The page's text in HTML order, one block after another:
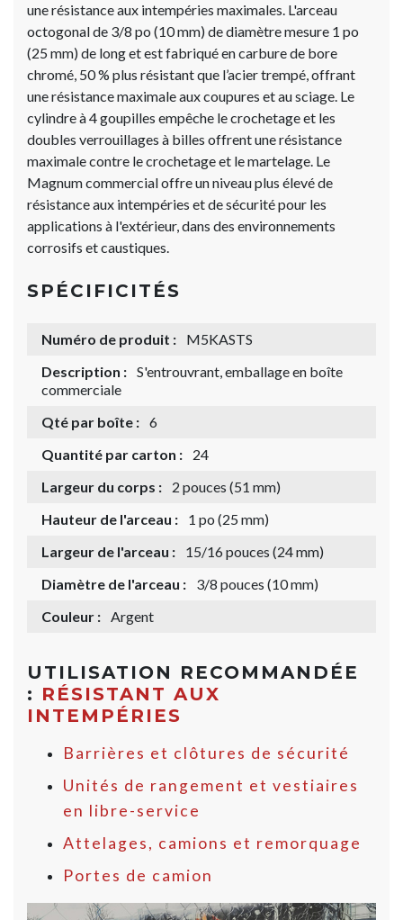
une résistance aux intempéries maximales. L'arceau
octogonal de 3/8 po (10 mm) de diamètre mesure 1 po
(25 mm) de long et est fabriqué en carbure de bore
chromé, 50 % plus résistant que l’acier trempé, offrant
une résistance maximale aux coupures et au sciage. Le
cylindre à 4 goupilles empêche le crochetage et les
doubles verrouillages à billes offrent une résistance
maximale contre le crochetage et le martelage. Le
Magnum commercial offre un niveau plus élevé de
résistance aux intempéries et de sécurité pour les
applications à l'extérieur, dans des environnements
corrosifs et caustiques.
SPÉCIFICITÉS
Numéro de produit :
M5KASTS
Description : S'entrouvrant, emballage en boîte
commerciale
Qté par boîte : 6
Quantité par carton :
24
Largeur du corps :
2 pouces (51 mm)
Hauteur de l'arceau :
1 po (25 mm)
Largeur de l'arceau :
15/16 pouces (24 mm)
Diamètre de l'arceau :
3/8 pouces (10 mm)
Couleur : Argent
UTILISATION RECOMMANDÉE
: RÉSISTANT AUX
INTEMPÉRIES
Barrières et clôtures de sécurité
Unités de rangement et vestiaires
en libre-service
Attelages, camions et remorquage
Portes de camion